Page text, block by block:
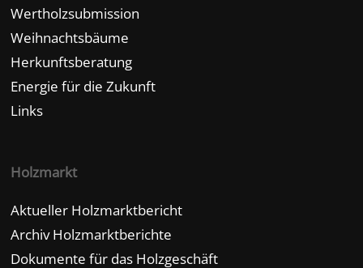
Wertholzsubmission
Weihnachtsbäume
Herkunftsberatung
Energie für die Zukunft
Links
Holzmarkt
Aktueller Holzmarktbericht
Archiv Holzmarktberichte
Dokumente für das Holzgeschäft